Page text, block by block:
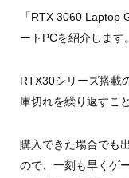
「RTX 3060 Laptop
ートPCを紹介します。
RTX30シリーズ搭載
庫切れを繰り返すこ
購入できた場合でも
ので、一刻も早くゲ